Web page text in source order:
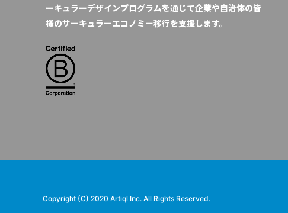
ーキュラーデザインプログラムを通じて企業や自治体の皆
様のサーキュラーエコノミー移行を支援します。
Copyright (C) 2020 Artiql Inc. All Rights Reserved.